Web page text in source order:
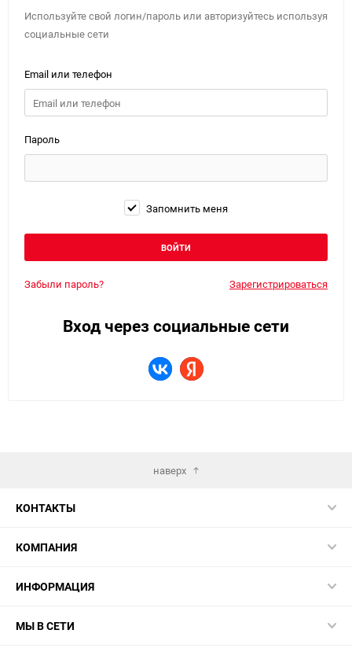
Используйте свой логин/пароль или авторизуйтесь используя
социальные сети
Email или телефон
Пароль
Запомнить меня
Забыли пароль? Зарегистрироваться
Вход через социальные сети
наверх
КОНТАКТЫ
КОМПАНИЯ
ИНФОРМАЦИЯ
МЫ В СЕТИ